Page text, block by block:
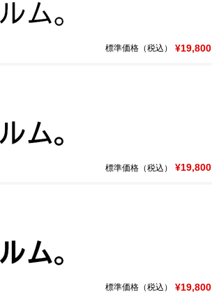
標準価格（税込） ¥19,800
標準価格（税込） ¥19,800
標準価格（税込） ¥19,800